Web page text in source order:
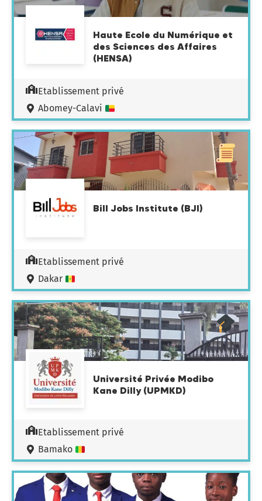
Haute Ecole du Numérique et
des Sciences des Affaires
(HENSA)
Etablissement privé
Abomey-Calavi
Bill Jobs Institute (BJI)
Etablissement privé
Dakar
Université Privée Modibo
Kane Dilly (UPMKD)
Etablissement privé
Bamako